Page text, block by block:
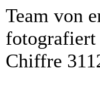
Team von
Chiffre